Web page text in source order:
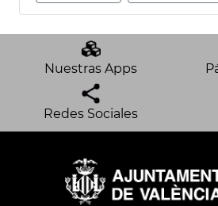
Nuestras Apps
Redes Sociales